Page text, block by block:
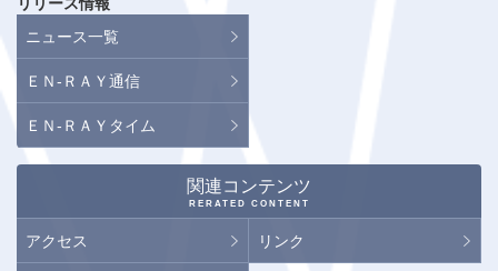
ニュース一覧
ＥＮ-ＲＡＹ通信
ＥＮ-ＲＡＹタイム
関連コンテンツ
RERATED CONTENT
アクセス リンク